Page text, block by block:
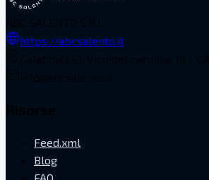
https://abcsalento.it
Feed.xml
Blog